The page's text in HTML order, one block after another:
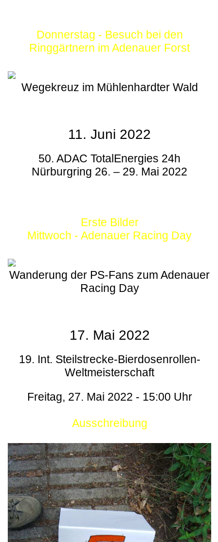
Donnerstag - Besuch bei den
Ringgärtnern im Adenauer Forst
Wegekreuz im Mühlenhardter Wald
11. Juni 2022
50. ADAC TotalEnergies 24h
Nürburgring 26. – 29. Mai 2022
Erste Bilder
Mittwoch - Adenauer Racing Day
Wanderung der PS-Fans zum Adenauer
Racing Day
17. Mai 2022
19. Int. Steilstrecke-Bierdosenrollen-
Weltmeisterschaft
Freitag, 27. Mai 2022 - 15:00 Uhr
Ausschreibung